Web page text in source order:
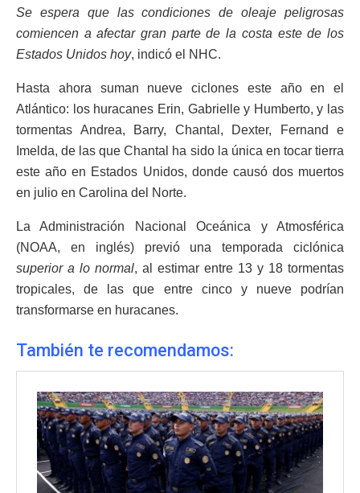
Se espera que las condiciones de oleaje peligrosas
comiencen a afectar gran parte de la costa este de los
Estados Unidos hoy, indicó el NHC.
Hasta ahora suman nueve ciclones este año en el
Atlántico: los huracanes Erin, Gabrielle y Humberto, y las
tormentas Andrea, Barry, Chantal, Dexter, Fernand e
Imelda, de las que Chantal ha sido la única en tocar tierra
este año en Estados Unidos, donde causó dos muertos
en julio en Carolina del Norte.
La Administración Nacional Oceánica y Atmosférica
(NOAA, en inglés) previó una temporada ciclónica
superior a lo normal, al estimar entre 13 y 18 tormentas
tropicales, de las que entre cinco y nueve podrían
transformarse en huracanes.
También te recomendamos: